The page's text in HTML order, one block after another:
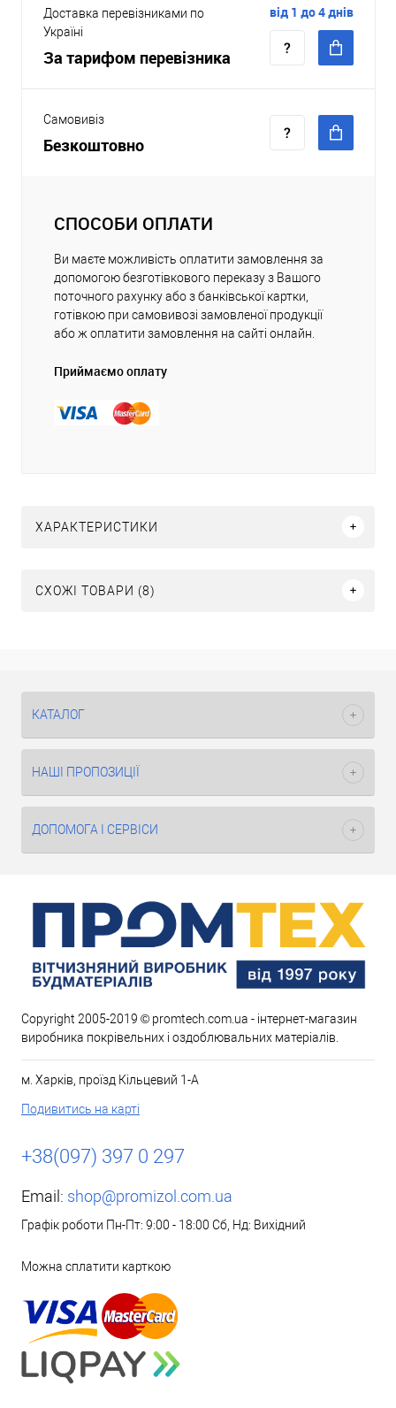
Доставка перевізниками по
Україні
За тарифом перевізника
від 1 до 4 днів
Самовивіз
Безкоштовно
СПОСОБИ ОПЛАТИ
Ви маєте можливість оплатити замовлення за
допомогою безготівкового переказу з Вашого
поточного рахунку або з банківської картки,
готівкою при самовивозі замовленої продукції
або ж оплатити замовлення на сайті онлайн.
Приймаємо оплату
ХАРАКТЕРИСТИКИ
СХОЖІ ТОВАРИ (8)
КАТАЛОГ
НАШІ ПРОПОЗИЦІЇ
ДОПОМОГА І СЕРВІСИ
Copyright 2005-2019 © promtech.com.ua - інтернет-магазин
виробника покрівельних і оздоблювальних матеріалів.
м. Харків, проїзд Кільцевий 1-А
Подивитись на карті
+38(097) 397 0 297
Email: shop@promizol.com.ua
Графік роботи Пн-Пт: 9:00 - 18:00 Сб, Нд: Вихідний
Можна сплатити карткою